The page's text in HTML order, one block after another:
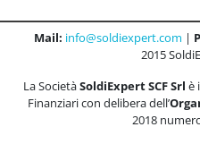
Mail: info@soldiexpert.com |
2015
La SocietàSoldiExpert SCF Srl è
Finanziari con delibera dell’
2018